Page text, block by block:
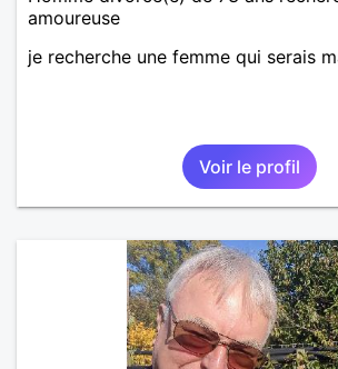
amoureuse
je recherche une femme qui serais
Voir le profil